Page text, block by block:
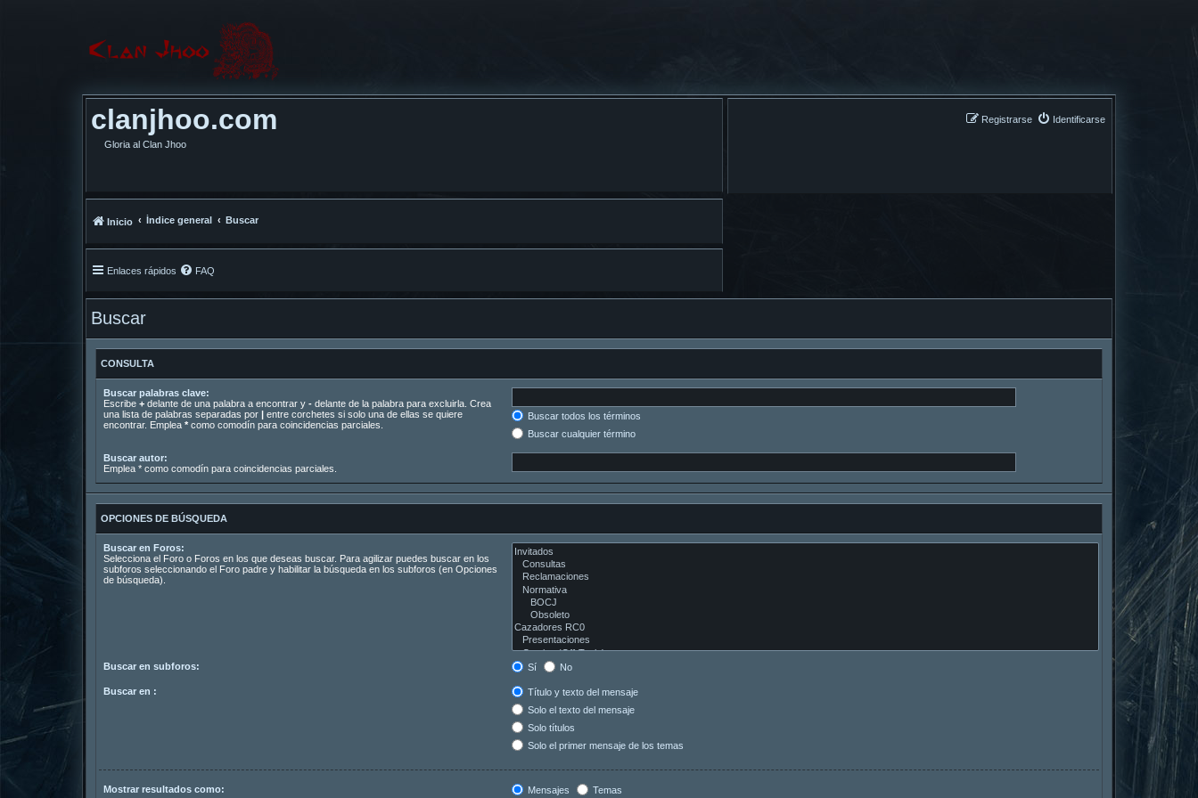
clanjhoo.com
Gloria al Clan Jhoo
Identificarse
Registrarse
Inicio Índice general Buscar
Enlaces rápidos FAQ
Buscar
CONSULTA
Buscar palabras clave:
Escribe + delante de una palabra a encontrar y - delante de la palabra para excluirla. Crea
una lista de palabras separadas por | entre corchetes si solo una de ellas se quiere
encontrar. Emplea * como comodín para coincidencias parciales.
Buscar todos los términos
Buscar cualquier término
Buscar autor:
Emplea * como comodín para coincidencias parciales.
OPCIONES DE BÚSQUEDA
Buscar en Foros:
Selecciona el Foro o Foros en los que deseas buscar. Para agilizar puedes buscar en los
subforos seleccionando el Foro padre y habilitar la búsqueda en los subforos (en Opciones
de búsqueda).
Buscar en subforos: Sí No
Buscar en :
Título y texto del mensaje
Solo el texto del mensaje
Solo títulos
Solo el primer mensaje de los temas
Mostrar resultados como: Mensajes Temas